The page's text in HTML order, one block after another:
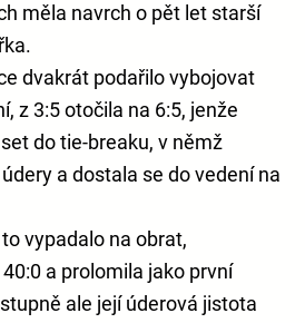
měla navrch o pět let starší
dvakrát podařilo vybojovat
z 3:5 otočila na 6:5, jenže
do tie-breaku, v němž
a dostala se do vedení na
vypadalo na obrat,
a prolomila jako první
ale její úderová jistota